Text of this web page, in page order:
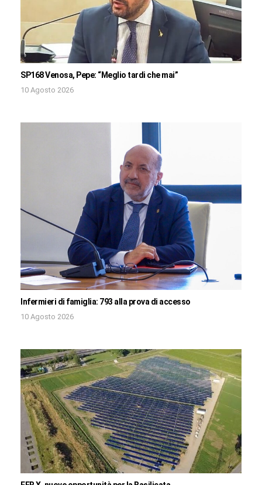
SP168 Venosa, Pepe: “Meglio tardi che mai”
10 Agosto 2026
Infermieri di famiglia: 793 alla prova di accesso
10 Agosto 2026